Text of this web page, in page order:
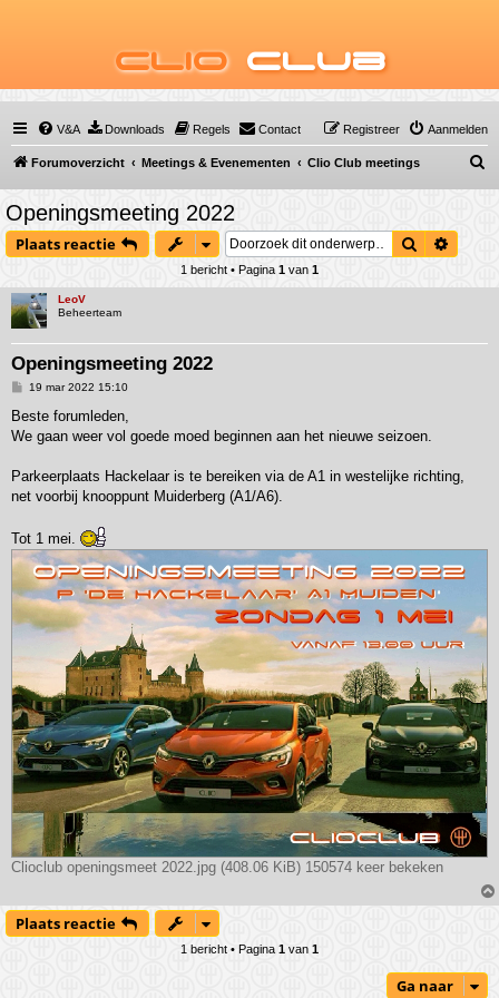
Clio Club
V&A Downloads Regels Contact Aanmelden
Registreer
Forumoverzicht Meetings & Evenementen Clio Club meetings
o
Openingsmeeting 2022
Plaats reactie Zoek
1 bericht • Pagina 1 van 1
LeoV
Beheerteam
Openingsmeeting 2022
B
r
c
19 mar 2022 15:10
Beste forumleden,
We gaan weer vol goede moed beginnen aan het nieuwe seizoen.
Parkeerplaats Hackelaar is te bereiken via de A1 in westelijke richting,
net voorbij knooppunt Muiderberg (A1/A6).
Tot 1 mei.
Clioclub openingsmeet 2022.jpg (408.06 KiB) 150574 keer bekeken
Plaats reactie
1 bericht • Pagina 1 van 1
Ga naar